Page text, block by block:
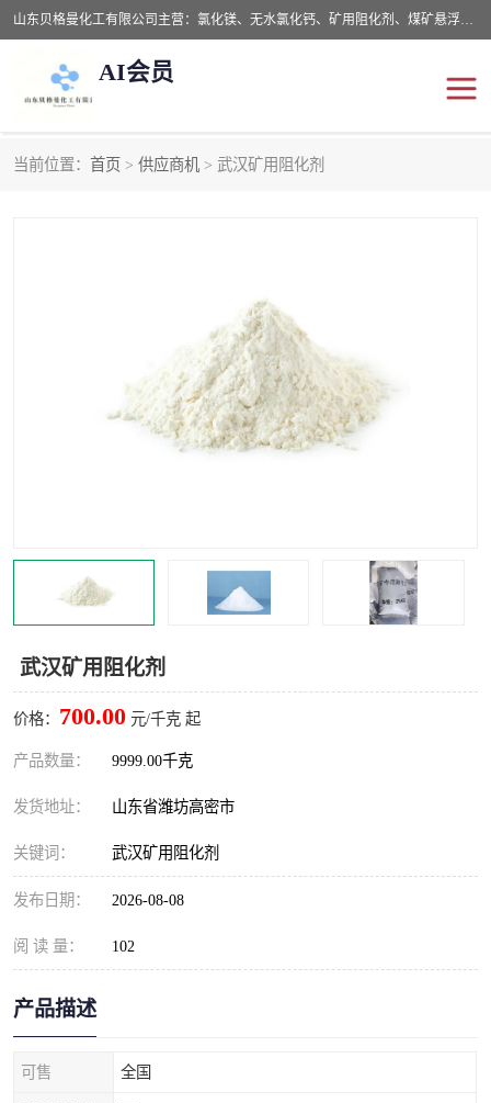
山东贝格曼化工有限公司主营：氯化镁、无水氯化钙、矿用阻化剂、煤矿悬浮剂、道路抑尘剂、氢氧化镁，防灭火剂等，公司位于山东省潍坊市滨海经济开发区,是专业从事对各种精细化工集研究、开发、制造于一体的现代化大型跨境化工企业，公司本着诚信经营、给每一位客户提供专业服务。
AI会员
当前位置： 首页 > 供应商机 > 武汉矿用阻化剂
武汉矿用阻化剂
价格： 700.00 元/千克 起
产品数量： 9999.00千克
发货地址： 山东省潍坊高密市
关键词： 武汉矿用阻化剂
发布日期： 2026-08-08
阅 读 量： 102
产品描述
可售 全国
抑尘剂